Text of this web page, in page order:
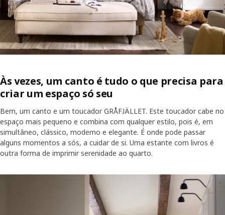
Às vezes, um canto é tudo o que precisa para
criar um espaço só seu
Bem, um canto e um toucador GRÅFJÄLLET. Este toucador cabe no
espaço mais pequeno e combina com qualquer estilo, pois é, em
simultâneo, clássico, moderno e elegante. É onde pode passar
alguns momentos a sós, a cuidar de si. Uma estante com livros é
outra forma de imprimir serenidade ao quarto.